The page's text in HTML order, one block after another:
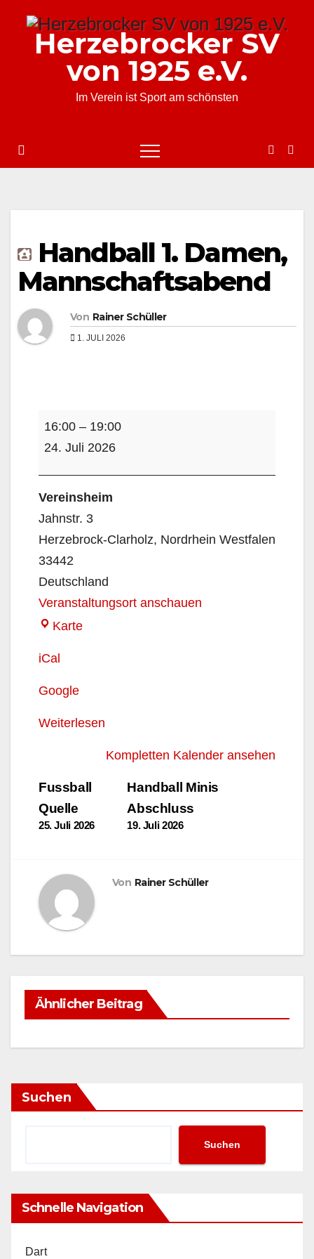
springenHerzebrocker SV
von 1925 e.V.
Im Verein ist Sport am schönsten
Handball 1. Damen,
Mannschaftsabend
Von Rainer Schüller
1. JULI 2026
Handball
1.
16:00 – 19:00
24. Juli 2026
Vereinsheim
Jahnstr. 3
Herzebrock-Clarholz, Nordrhein Westfalen
33442
Deutschland
Veranstaltungsort anschauen
KarteVereinsheim
iCal
Google
Weiterlesen
Kompletten Kalender ansehen
Beitragsnavigation
Handball Minis
Abschluss
19. Juli 2026
Fussball
Quelle
25. Juli 2026
Von Rainer Schüller
Ähnlicher Beitrag
Suchen
Suchen
Schnelle Navigation
Dart